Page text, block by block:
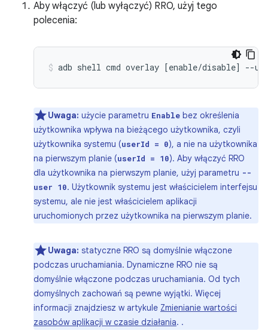
Aby włączyć (lub wyłączyć) RRO, użyj tego
polecenia:
adb shell cmd overlay [enable/disable] --
Uwaga: użycie parametru Enable bez określenia
użytkownika wpływa na bieżącego użytkownika, czyli
użytkownika systemu (userId = 0), a nie na użytkownika
na pierwszym planie (userId = 10). Aby włączyć RRO
dla użytkownika na pierwszym planie, użyj parametru --
user 10. Użytkownik systemu jest właścicielem interfejsu
systemu, ale nie jest właścicielem aplikacji
uruchomionych przez użytkownika na pierwszym planie.
Uwaga: statyczne RRO są domyślnie włączone
podczas uruchamiania. Dynamiczne RRO nie są
domyślnie włączone podczas uruchamiania. Od tych
domyślnych zachowań są pewne wyjątki. Więcej
informacji znajdziesz w artykule Zmienianie wartości
zasobów aplikacji w czasie działania. .